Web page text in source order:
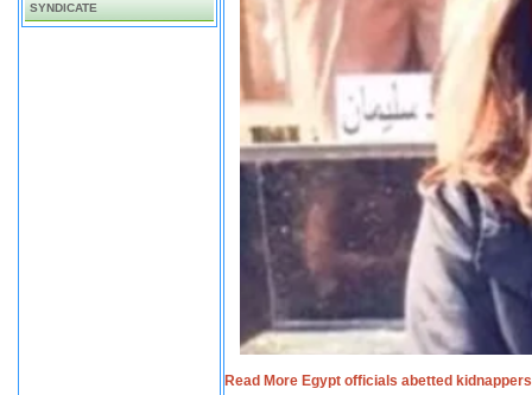
SYNDICATE
Read More Egypt officials abetted